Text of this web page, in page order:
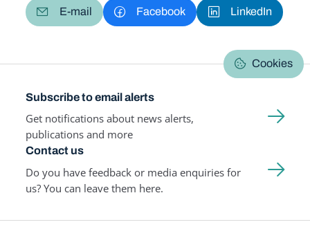
E-mail Facebook LinkedIn
Cookies
Subscribe to email alerts
Get notifications about news alerts,
publications and more
Contact us
Do you have feedback or media enquiries for
us? You can leave them here.